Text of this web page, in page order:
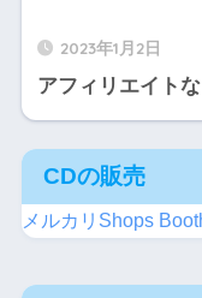
2023年1月2日
アフィリエイト
CDの販売
メルカリShops